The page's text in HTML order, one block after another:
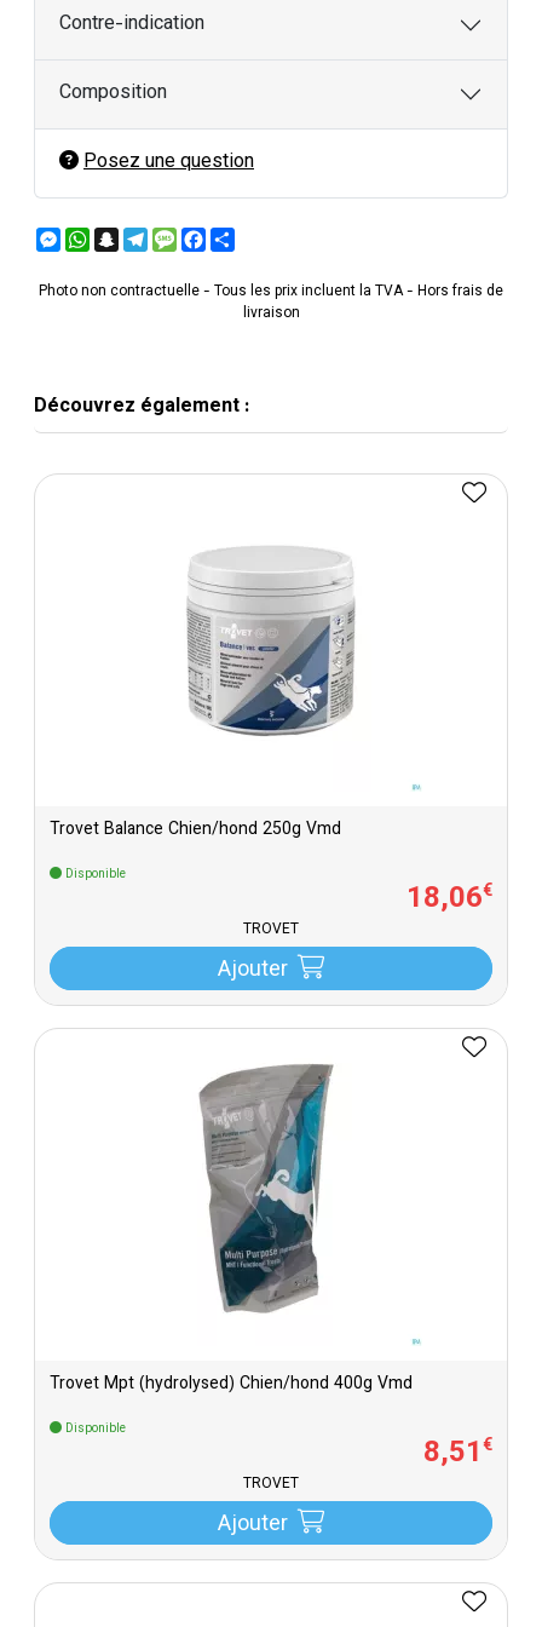
Contre-indication
Composition
Posez une question
Messenger
WhatsApp
Snapchat
Telegram
MessageFacebook
Photo non contractuelle - Tous les prix incluent la TVA - Hors frais de
livraison
Découvrez également :
Trovet Balance Chien/hond 250g Vmd
Disponible
18,06€
TROVET
Ajouter
Trovet Mpt (hydrolysed) Chien/hond 400g Vmd
Disponible
8,51€
TROVET
Ajouter